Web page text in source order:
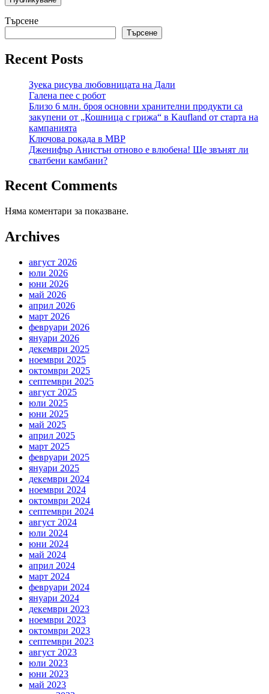
Търсене
Търсене
Recent Posts
Зуека рисува любовницата на Дали
Галена пее с робот
Близо 6 млн. броя основни хранителни продукти са
закупени от „Кошница с грижа“ в Kaufland от старта на
кампанията
Ключова рокада в МВР
Дженифър Анистън отново е влюбена! Ще звънят ли
сватбени камбани?
Recent Comments
Няма коментари за показване.
Archives
август 2026
юли 2026
юни 2026
май 2026
април 2026
март 2026
февруари 2026
януари 2026
декември 2025
ноември 2025
октомври 2025
септември 2025
август 2025
юли 2025
юни 2025
май 2025
април 2025
март 2025
февруари 2025
януари 2025
декември 2024
ноември 2024
октомври 2024
септември 2024
август 2024
юли 2024
юни 2024
май 2024
април 2024
март 2024
февруари 2024
януари 2024
декември 2023
ноември 2023
октомври 2023
септември 2023
август 2023
юли 2023
юни 2023
май 2023